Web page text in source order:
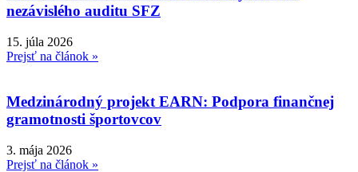
nezávislého auditu SFZ
15. júla 2026
Prejsť na článok »
Medzinárodný projekt EARN: Podpora finančnej
gramotnosti športovcov
3. mája 2026
Prejsť na článok »